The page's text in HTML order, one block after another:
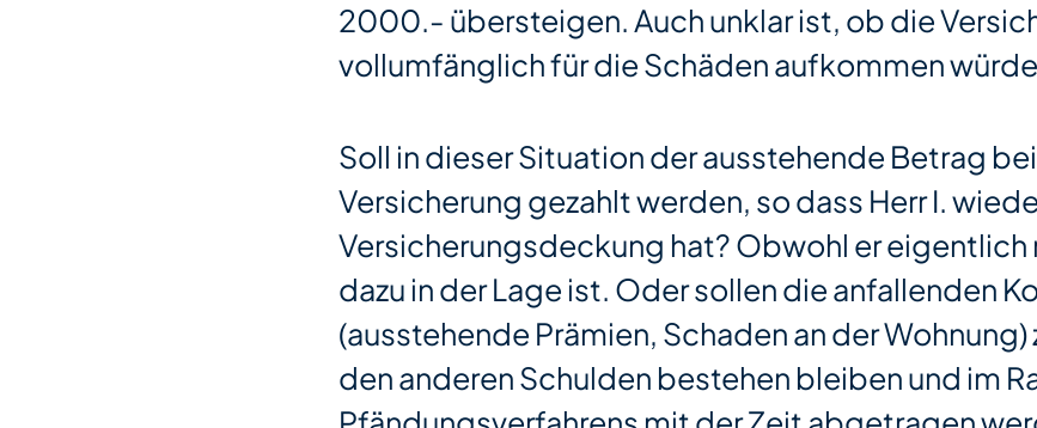
2000.- übersteigen. Auch unklar ist, ob die
vollumfänglich für die Schäden aufkommen
Soll in dieser Situation der ausstehende Betrag
Versicherung gezahlt werden, so dass Herr I.
Versicherungsdeckung hat? Obwohl er eigentlich
dazu in der Lage ist. Oder sollen die anfallenden
(ausstehende Prämien, Schaden an der
den anderen Schulden bestehen bleiben und im